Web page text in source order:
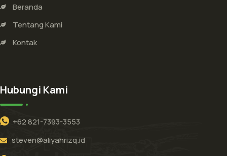
Beranda
Tentang Kami
Kontak
Hubungi Kami
+62 821-7393-3553
steven@aliyahrizq.id